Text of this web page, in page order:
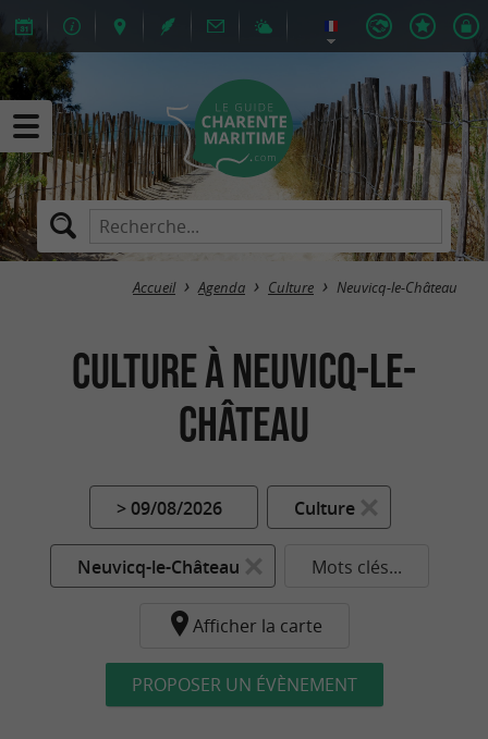
Accueil Agenda Culture Neuvicq-le-Château
Culture à Neuvicq-le-
Château
> 09/08/2026 Culture
Neuvicq-le-Château Mots clés...
Afficher la carte
PROPOSER UN ÉVÈNEMENT